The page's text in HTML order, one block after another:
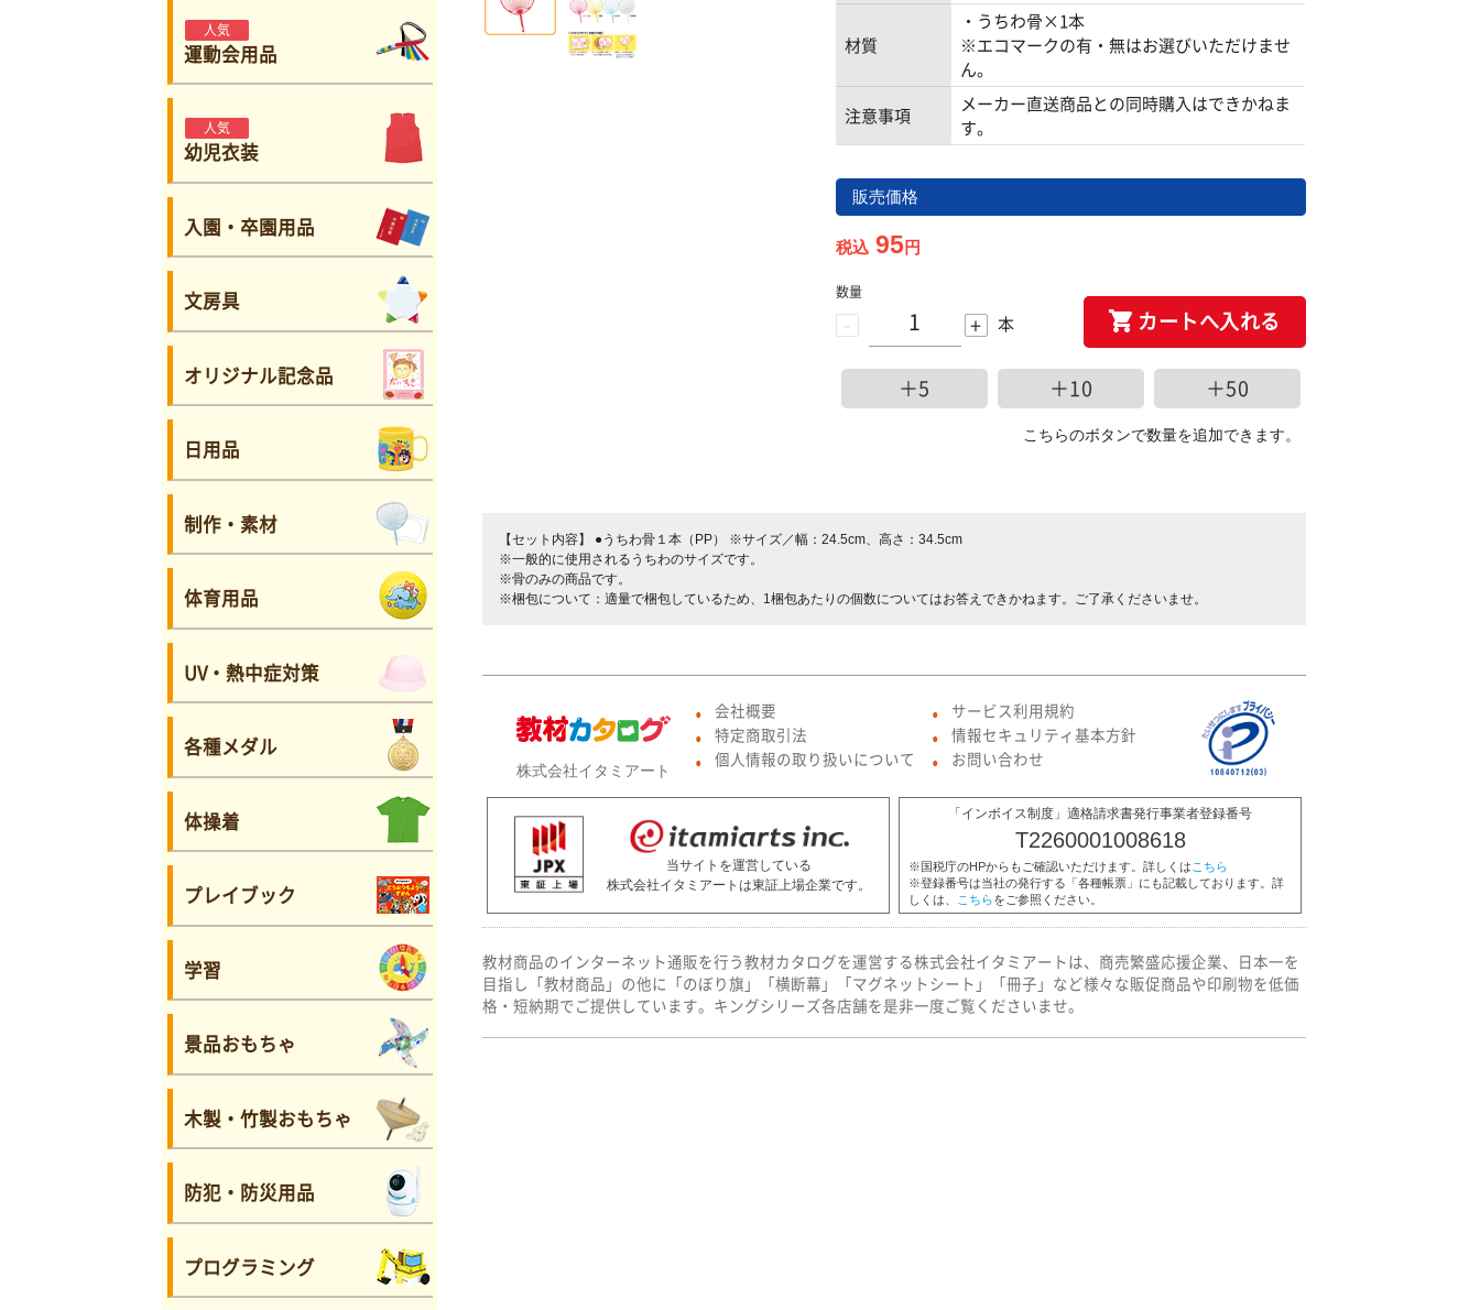
人気
運動会用品
人気
幼児衣装
入園・卒園用品
文房具
オリジナル記念品
日用品
制作・素材
体育用品
UV・熱中症対策
各種メダル
体操着
プレイブック
学習
景品おもちゃ
木製・竹製おもちゃ
防犯・防災用品
プログラミング
材質
・うちわ骨×1本
※エコマークの有・無はお選びいただけませ
ん。
注意事項
メーカー直送商品との同時購入はできかねま
す。
販売価格
税込 95円
-
数量
+ 本 カートへ入れる
＋5 ＋10 ＋50
こちらのボタンで数量を追加できます。
【セット内容】
●うちわ骨１本（PP） ※サイズ／幅：24.5cm、高さ：34.5cm
※一般的に使用されるうちわのサイズです。
※骨のみの商品です。
※梱包について：適量で梱包しているため、1梱包あたりの個数についてはお答えできかねます。ご了承くださいませ。
株式会社イタミアート
● 会社概要
● 特定商取引法
● 個人情報の取り扱いについて
● サービス利用規約
● 情報セキュリティ基本方針
● お問い合わせ
当サイトを運営している
株式会社イタミアートは東証上場企業です。
「インボイス制度」適格請求書発行事業者登録番号
T2260001008618
※国税庁のHPからもご確認いただけます。詳しくは こちら
※登録番号は当社の発行する「各種帳票」にも記載しております。詳
しくは、
こちらをご参照ください。
教材商品のインターネット通販を行う教材カタログを運営する株式会社イタミアートは、商売繁盛応援企業、日本一を
目指し「教材商品」の他に「のぼり旗」「横断幕」「マグネットシート」「冊子」など様々な販促商品や印刷物を低価
格・短納期でご提供しています。キングシリーズ各店舗を是非一度ご覧くださいませ。